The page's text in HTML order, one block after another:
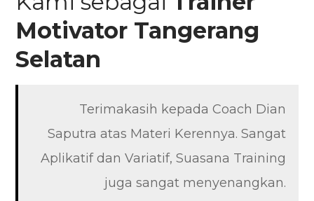
Motivator Tangerang
Selatan
Terimakasih kepada Coach Dian
Saputra atas Materi Kerennya. Sangat
Aplikatif dan Variatif, Suasana Training
juga sangat menyenangkan.